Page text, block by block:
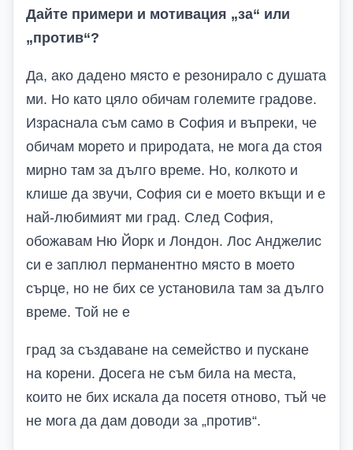
Дайте примери и мотивация „за“ или
„против“?
Да, ако дадено място е резонирало с душата
ми. Но като цяло обичам големите градове.
Израснала съм само в София и въпреки, че
обичам морето и природата, не мога да стоя
мирно там за дълго време. Но, колкото и
клише да звучи, София си е моето вкъщи и е
най-любимият ми град. След София,
обожавам Ню Йорк и Лондон. Лос Анджелис
си е заплюл перманентно място в моето
сърце, но не бих се установила там за дълго
време. Той не е
град за създаване на семейство и пускане
на корени. Досега не съм била на места,
които не бих искала да посетя отново, тъй че
не мога да дам доводи за „против“.